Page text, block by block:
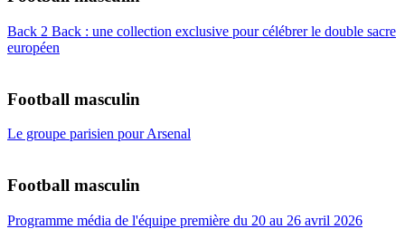
Back 2 Back : une collection exclusive pour célébrer le double sacre
européen
Football masculin
Le groupe parisien pour Arsenal
Football masculin
Programme média de l'équipe première du 20 au 26 avril 2026